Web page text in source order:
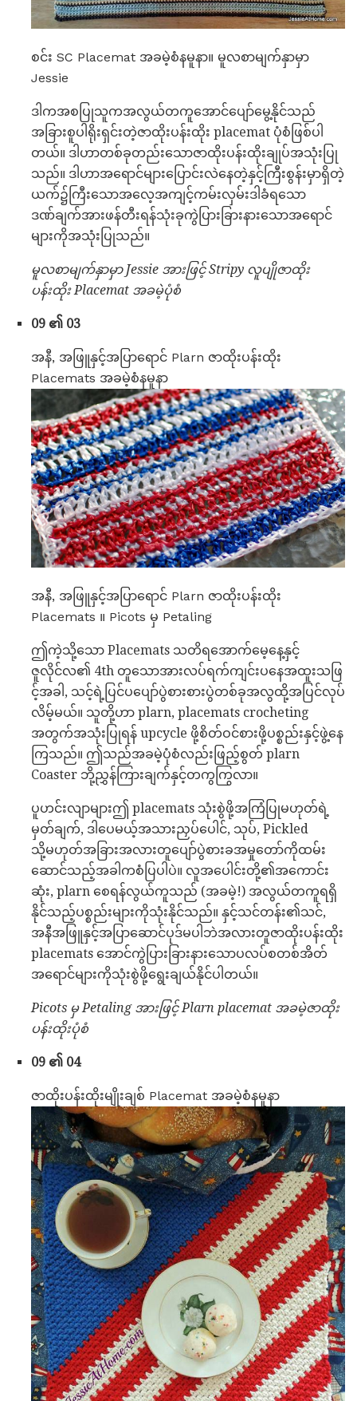
စင်း SC Placemat အခမဲ့စံနမူနာ။ မူလစာမျက်နှာမှာ
Jessie
ဒါကအစပြုသူကအလွယ်တကူအောင်ပျော်မွေ့နိုင်သည်
အခြားစူပါရိုးရှင်းတဲ့ဇာထိုးပန်းထိုး placemat ပုံစံဖြစ်ပါ
တယ်။ ဒါဟာတစ်ခုတည်းသောဇာထိုးပန်းထိုးချုပ်အသုံးပြု
သည်။ ဒါဟာအရောင်များပြောင်းလဲနေတဲ့နှင့်ကြီးစွန်းမှာရှိတဲ့
ယက်၌ကြီးသောအလေ့အကျင့်ကမ်းလှမ်းဒါခံရသော
ဒဏ်ချက်အားဖန်တီးရန်သုံးခုကွဲပြားခြားနားသောအရောင်
များကိုအသုံးပြုသည်။
မူလစာမျက်နှာမှာ Jessie အားဖြင့် Stripy လူပျိုဇာထိုး
ပန်းထိုး Placemat အခမဲ့ပုံစံ
09 ၏ 03
အနီ, အဖြူနှင့်အပြာရောင် Plarn ဇာထိုးပန်းထိုး
Placemats အခမဲ့စံနမူနာ
အနီ, အဖြူနှင့်အပြာရောင် Plarn ဇာထိုးပန်းထိုး
Placemats ။ Picots မှ Petaling
ဤကဲ့သို့သော Placemats သတိရအောက်မေ့နေ့နှင့်
ဇူလိုင်လ၏ 4th တူသောအားလပ်ရက်ကျင်းပနေအထူးသဖြ
င့်အခါ, သင့်ရဲ့ပြင်ပပျော်ပွဲစားစားပွဲတစ်ခုအလွထို့အပြင်လုပ်
လိမ့်မယ်။ သူတို့ဟာ plarn, placemats crocheting
အတွက်အသုံးပြုရန် upcycle ဖို့စိတ်ဝင်စားဖို့ပစ္စည်းနှင့်ဖွဲ့နေ
ကြသည်။ ဤသည်အခမဲ့ပုံစံလည်းဖြည့်စွတ် plarn
Coaster ဘို့ညွှန်ကြားချက်နှင့်တကွကြွလာ။
ပူဟင်းလျာများဤ placemats သုံးစွဲဖို့အကြံပြုမဟုတ်ရဲ့
မှတ်ချက်, ဒါပေမယ့်အသားညှပ်ပေါင်, သုပ်, Pickled
သို့မဟုတ်အခြားအလားတူပျော်ပွဲစားခအမှုတော်ကိုထမ်း
ဆောင်သည့်အခါကစံပြပါပဲ။ လူအပေါင်းတို့၏အကောင်း
ဆုံး, plarn စေရန်လွယ်ကူသည် (အခမဲ့!) အလွယ်တကူရရှိ
နိုင်သည့်ပစ္စည်းများကိုသုံးနိုင်သည်။ နှင့်သင်တန်း၏သင်,
အနီအဖြူနှင့်အပြာဆောင်ပုဒ်မပါဘဲအလားတူဇာထိုးပန်းထိုး
placemats အောင်ကွဲပြားခြားနားသောပလပ်စတစ်အိတ်
အရောင်များကိုသုံးစွဲဖို့ရွေးချယ်နိုင်ပါတယ်။
Picots မှ Petaling အားဖြင့် Plarn placemat အခမဲ့ဇာထိုး
ပန်းထိုးပုံစံ
09 ၏ 04
ဇာထိုးပန်းထိုးမျိုးချစ် Placemat အခမဲ့စံနမူနာ